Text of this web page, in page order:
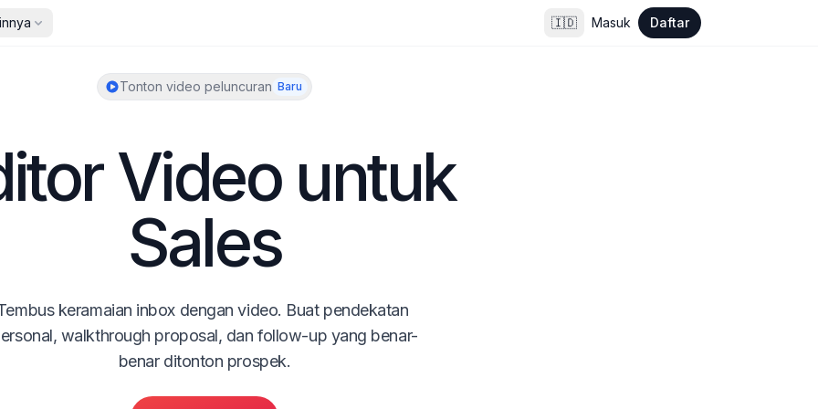
🇮🇩 Masuk Daftar
Tonton video peluncuran Baru
Video untuk
Sales
keramaian inbox dengan video. Buat pendekatan
walkthrough proposal, dan follow-up yang benar-
benar ditonton prospek.